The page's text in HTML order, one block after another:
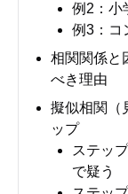
例2：小
例3：コ
相関関係と
べき理由
擬似相関（
ップ
ステッ
で疑う